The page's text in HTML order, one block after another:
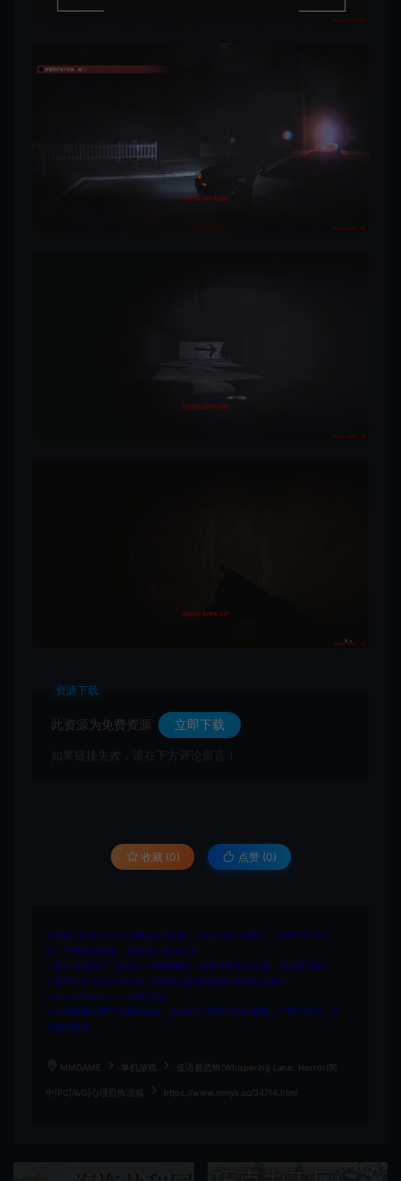
资源下载
此资源为免费资源 立即下载
如果链接失效，请在下方评论留言！
收藏 (0) 点赞 (0)
1.网站内所有文件均为网络共享资源，本站仅做打包整理。仅用于学习交
流，严禁商业用途，否则自行承担后果。
2.所有资源请于下载后24小时内删除。如需体验更多乐趣，请购买正版！
3.所有内容均来自互联网。如侵犯您的版权或利益请发送邮件：
cvformat#gmail.com (#换为@)
4.本站收费仅用于资源的保存、备份和分享所产生的费用，不用于盈利，亦
无任何盈利。
MMGAME 单机游戏 低语巷恐怖(Whispering Lane: Horror)简
中|PC|AVG|心理恐怖游戏 https://www.mmyx.cc/34714.html